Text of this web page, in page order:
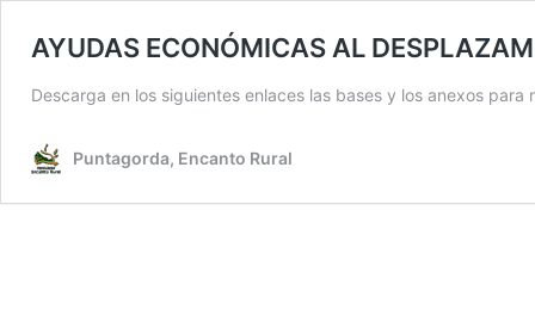
AYUDAS ECONÓMICAS AL
Descarga en los siguientes enlaces las bases y los anexos
Puntagorda, Encanto Rural